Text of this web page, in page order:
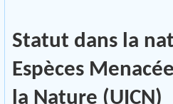
Statut dans la
Espèces
la Nature (UICN)